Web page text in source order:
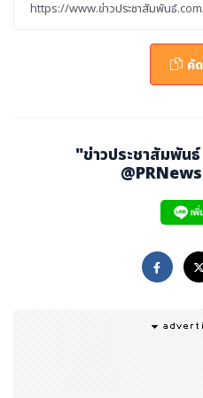
Anan Anwar ผู้ร่วมก่อตั้ง
ทีมทำให้เกิดแนวคิด Run
างกลุ่มจึงถือโอกาสเข้าสำรวจ
เรือร้างสูง 7 ชั้นจอดทอดสมอ
าง ล้อมรอบด้วยป่าต้นปาล์ม
อหรือภาพยนตร์เท่านั้น ด้วยป
ason และ Team Farang ตั้
ยามจับภาพความยิ่งใหญ่ในขณ
ลีกย่อยของการกระทำของนัก
ยุ่งยาก เช่นเดียวกับการวิ่งฟ
คั
"ข่าวประชาสัมพัน